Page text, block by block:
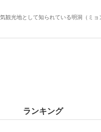
観光地として知られている明洞（ミョ
ランキング